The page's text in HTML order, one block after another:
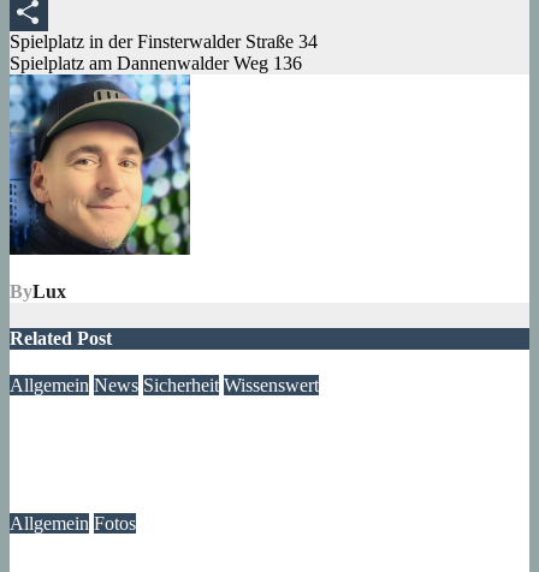
Tumblr
Teilen
Beitragsnavigation
Spielplatz in der Finsterwalder Straße 34
Spielplatz am Dannenwalder Weg 136
ByLux
Related Post
Allgemein News Sicherheit Wissenswert
Allgemein Fotos